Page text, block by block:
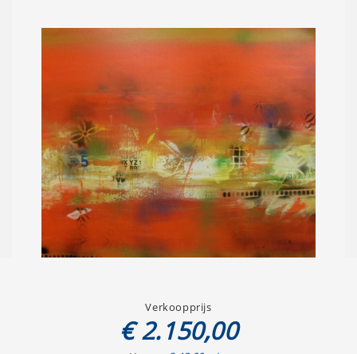
Verkoopprijs
€ 2.150,00